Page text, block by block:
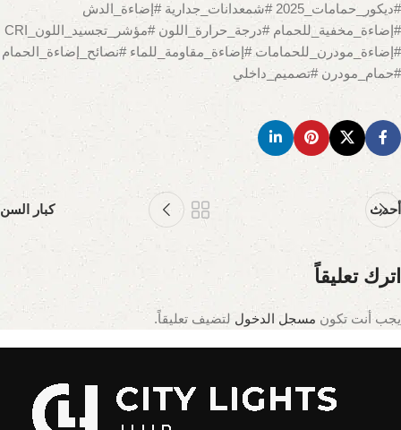
#ديكور_حمامات_2025 #شمعدانات_جدارية #إضاءة_الدش
#إضاءة_مخفية_للحمام #درجة_حرارة_اللون #مؤشر_تجسيد_اللون_CRI
#إضاءة_مودرن_للحمامات #إضاءة_مقاومة_للماء #نصائح_إضاءة_الحمام
#حمام_مودرن #تصميم_داخلي
أحدث كبار السن
اترك تعليقاً
يجب أنت تكون مسجل الدخول لتضيف تعليقاً.